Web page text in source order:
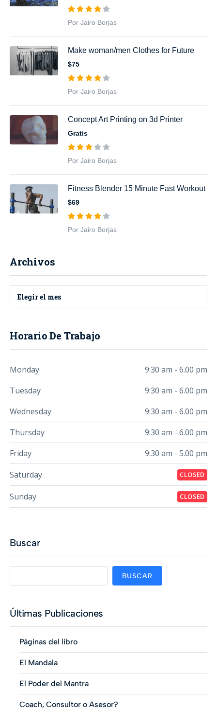
Por Jairo Borjas
Make woman/men Clothes for Future
$75
Por Jairo Borjas
Concept Art Printing on 3d Printer
Gratis
Por Jairo Borjas
Fitness Blender 15 Minute Fast Workout
$69
Por Jairo Borjas
Archivos
Elegir el mes
Horario De Trabajo
Monday
9:30 am - 6.00 pm
Tuesday
9:30 am - 6.00 pm
Wednesday
9:30 am - 6.00 pm
Thursday
9:30 am - 6.00 pm
Friday
9:30 am - 5.00 pm
Saturday
CLOSED
Sunday CLOSED
Buscar
BUSCAR
Últimas Publicaciones
Páginas del libro
El Mandala
El Poder del Mantra
Coach, Consultor o Asesor?